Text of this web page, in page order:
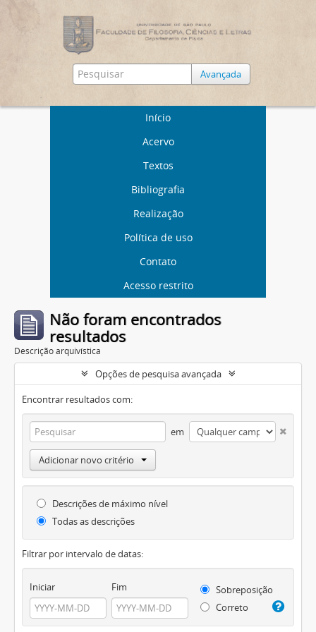
Avançada
Início
Acervo
Textos
Bibliografia
Realização
Política de uso
Contato
Acesso restrito
Não foram encontrados
resultados
Descrição arquivística
Opções de pesquisa avançada
Encontrar resultados com:
em
Adicionar novo critério
Descrições de máximo nível
Todas as descrições
Filtrar por intervalo de datas:
Iniciar Fim
Sobreposição
Correto